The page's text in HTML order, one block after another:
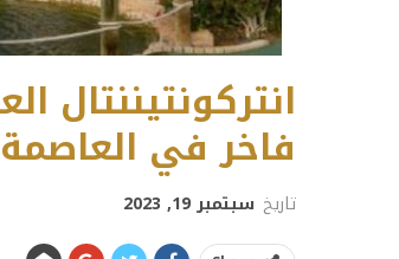
انتركونتيننتال
فاخر في
تاريخ سبتمبر 19, 2023